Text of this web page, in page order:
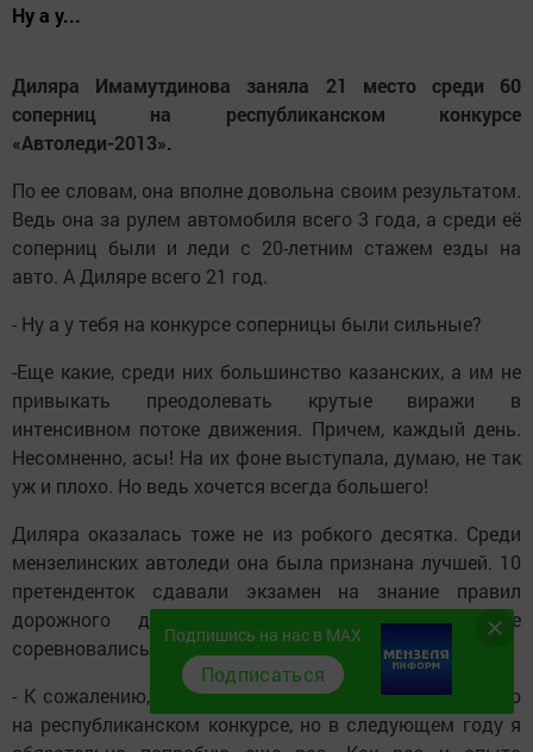
Ну а у...
Диляра Имамутдинова заняла 21 место среди 60
соперниц на республиканском конкурсе
«Автоледи-2013».
По ее словам, она вполне довольна своим результатом.
Ведь она за рулем автомобиля всего 3 года, а среди её
соперниц были и леди с 20-летним стажем езды на
авто. А Диляре всего 21 год.
- Ну а у тебя на конкурсе соперницы были сильные?
-Еще какие, среди них большинство казанских, а им не
привыкать преодолевать крутые виражи в
интенсивном потоке движения. Причем, каждый день.
Несомненно, асы! На их фоне выступала, думаю, не так
уж и плохо. Но ведь хочется всегда большего!
Диляра оказалась тоже не из робкого десятка. Среди
мензелинских автоледи она была признана лучшей. 10
претенденток сдавали экзамен на знание правил
дорожного движения, потом на автоплощадке
соревновались в фигурном вождении автомобиля.
- К сожалению, мне не удалось занять призовое место
на республиканском конкурсе, но в следующем году я
Подпишись на нас в MAX
Подписаться